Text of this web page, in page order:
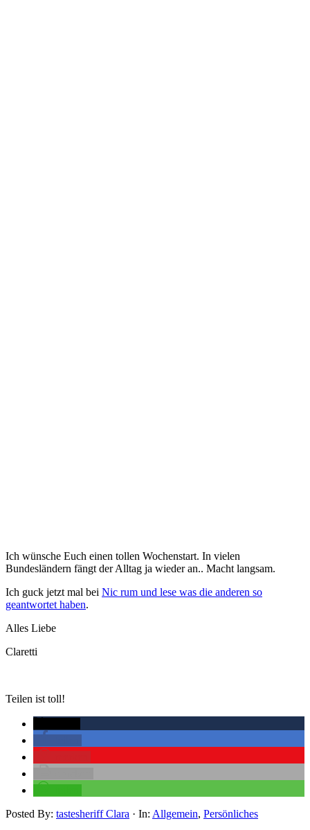
Ich wünsche Euch einen tollen Wochenstart. In vielen
Bundesländern fängt der Alltag ja wieder an.. Macht langsam.
Ich guck jetzt mal bei Nic rum und lese was die anderen so
geantwortet haben.
Alles Liebe
Claretti
Teilen ist toll!
Posted By: tastesheriff Clara · In: Allgemein, Persönliches